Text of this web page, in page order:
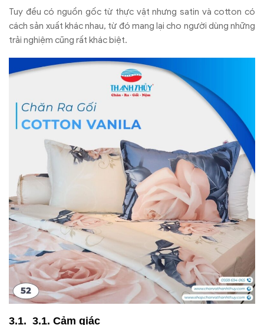
Tuy đều có nguồn gốc từ thực vật nhưng satin và cotton có
cách sản xuất khác nhau, từ đó mang lại cho người dùng những
trải nghiệm cũng rất khác biệt.
3.1. Cảm giác